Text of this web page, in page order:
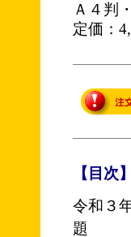
Ａ４判
定価：
【目次】
令和３
題